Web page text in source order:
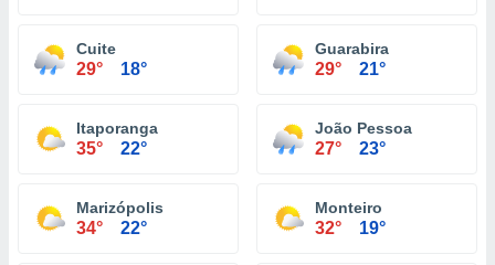
Cuite
29° 18°
Guarabira
29° 21°
Itaporanga
35° 22°
João Pessoa
27° 23°
Marizópolis
34° 22°
Monteiro
32° 19°